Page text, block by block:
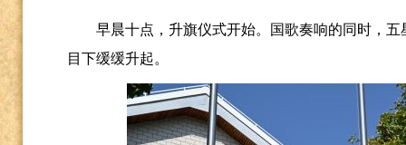
早晨十点，升旗仪式开始。国歌奏响的同时，
目下缓缓升起。